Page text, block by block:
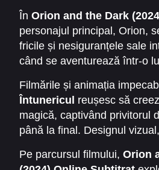
TERMENI ȘI CONDIȚII
CONTACT
curajos, Orion, care
plină de mister și pericole,
valoroase despre prietenie,
descoperirea de sine.
fascinantă transformă
experiență memorabilă
oferind atât suspans, cât și
emoționante.
În Orion and the Dark
personajul principal, Orion,
fricile și nesiguranțele sale
când se aventurează într-o
enigmatică, Dark, îl
temerile și să descopere
interiorul său. Această
Dark este elementul central
transmite mesaje profunde
necunoscutului și
Filmările și animația
Întunericul reușesc să
magică, captivând privitorul
până la final. Designul
poveștii, făcând ca fiecare
Pe parcursul filmului, Orion